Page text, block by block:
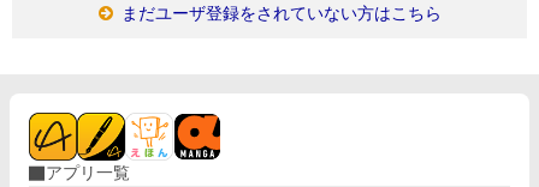
まだユーザ登録をされていない方はこちら
アプリ一覧